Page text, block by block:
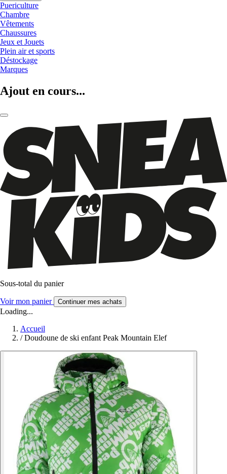
Puericulture
Chambre
Vêtements
Chaussures
Jeux et Jouets
Plein air et sports
Déstockage
Marques
Ajout en cours...
Sous-total du panier
Voir mon panier Continuer mes achats
Loading...
Accueil
/ Doudoune de ski enfant Peak Mountain Elef